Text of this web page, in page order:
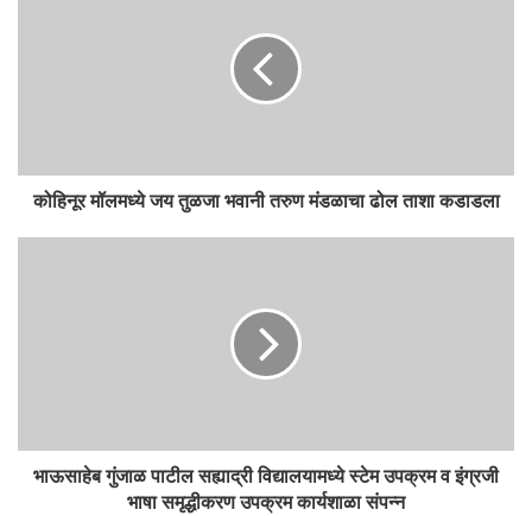
कोहिनूर मॉलमध्ये जय तुळजा भवानी तरुण मंडळाचा ढोल ताशा कडाडला
भाऊसाहेब गुंजाळ पाटील सह्याद्री विद्यालयामध्ये स्टेम उपक्रम व इंग्रजी
भाषा समृद्धीकरण उपक्रम कार्यशाळा संपन्न